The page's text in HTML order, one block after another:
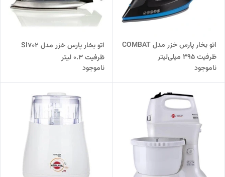
اتو بخار پارس خزر مدل COMBAT
ظرفیت ۳۹۵ میلی‌لیتر
ناموجود
اتو بخار پارس خزر مدل SI702
ظرفیت ۰.۳ لیتر
ناموجود